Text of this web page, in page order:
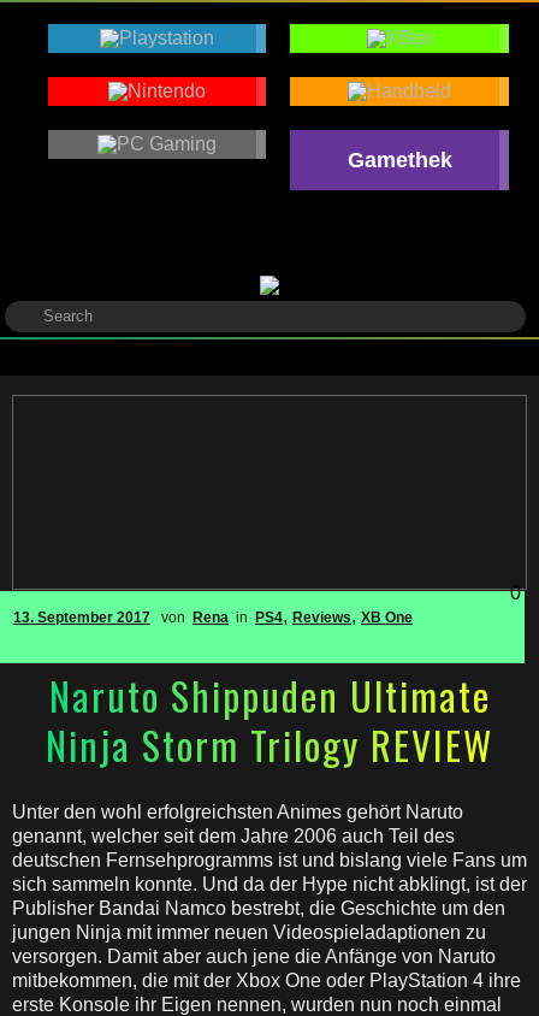
Gamethek
13. September 2017 von Rena in PS4, Reviews, XB One
0
Naruto Shippuden Ultimate
Ninja Storm Trilogy REVIEW
Unter den wohl erfolgreichsten Animes gehört Naruto
genannt, welcher seit dem Jahre 2006 auch Teil des
deutschen Fernsehprogramms ist und bislang viele Fans um
sich sammeln konnte. Und da der Hype nicht abklingt, ist der
Publisher Bandai Namco bestrebt, die Geschichte um den
jungen Ninja mit immer neuen Videospieladaptionen zu
versorgen. Damit aber auch jene die Anfänge von Naruto
mitbekommen, die mit der Xbox One oder PlayStation 4 ihre
erste Konsole ihr Eigen nennen, wurden nun noch einmal